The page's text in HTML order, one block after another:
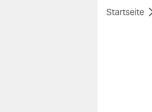
themen
Startseite